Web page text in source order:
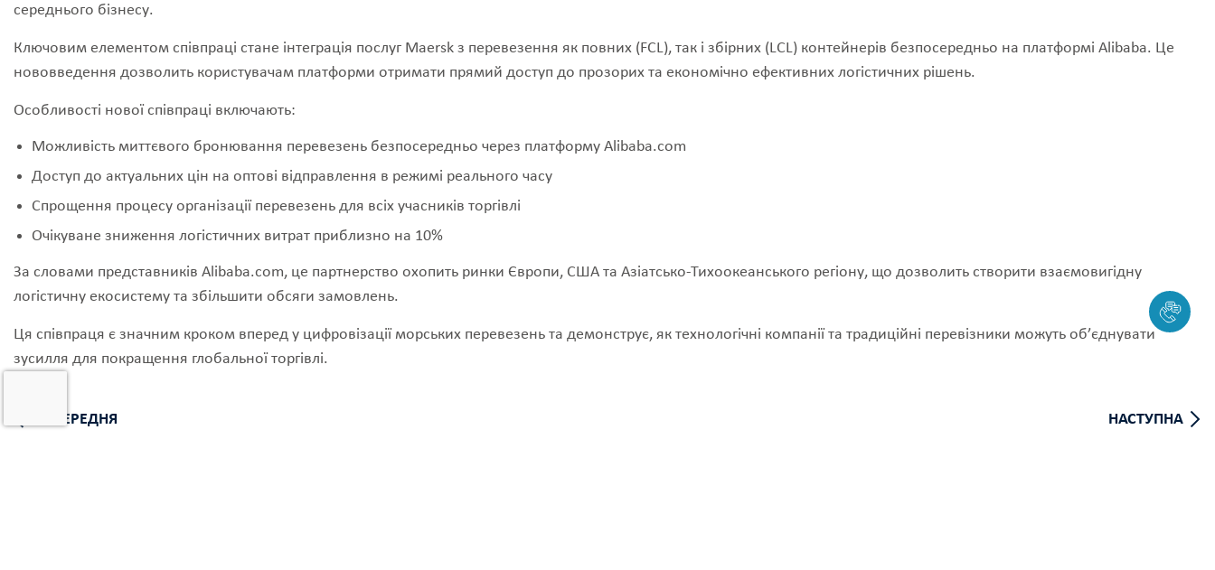
середнього бізнесу.
Ключовим елементом співпраці стане інтеграція послуг Maersk з перевезення як повних (FCL), так і збірних (LCL) контейнерів безпосередньо на платформі Alibaba. Це
нововведення дозволить користувачам платформи отримати прямий доступ до прозорих та економічно ефективних логістичних рішень.
Особливості нової співпраці включають:
Можливість миттєвого бронювання перевезень безпосередньо через платформу Alibaba.com
Доступ до актуальних цін на оптові відправлення в режимі реального часу
Спрощення процесу організації перевезень для всіх учасників торгівлі
Очікуване зниження логістичних витрат приблизно на 10%
За словами представників Alibaba.com, це партнерство охопить ринки Європи, США та Азіатсько-Тихоокеанського регіону, що дозволить створити взаємовигідну
логістичну екосистему та збільшити обсяги замовлень.
Ця співпраця є значним кроком вперед у цифровізації морських перевезень та демонструє, як технологічні компанії та традиційні перевізники можуть об’єднувати
зусилля для покращення глобальної торгівлі.
ПОПЕРЕДНЯ НАСТУПНА